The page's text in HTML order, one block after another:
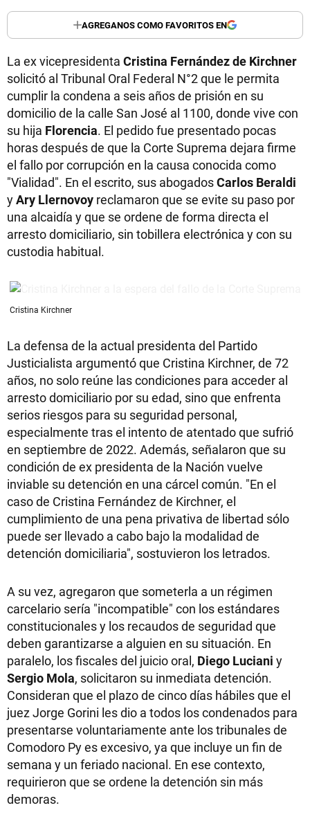
AGREGANOS COMO FAVORITOS EN
La ex vicepresidenta Cristina Fernández de Kirchner
solicitó al Tribunal Oral Federal N°2 que le permita
cumplir la condena a seis años de prisión en su
domicilio de la calle San José al 1100, donde vive con
su hija Florencia. El pedido fue presentado pocas
horas después de que la Corte Suprema dejara firme
el fallo por corrupción en la causa conocida como
"Vialidad". En el escrito, sus abogadosCarlos Beraldi
yAry Llernovoy reclamaron que se evite su paso por
una alcaidía y que se ordene de forma directa el
arresto domiciliario, sin tobillera electrónica y con su
custodia habitual.
Cristina Kirchner
La defensa de la actual presidenta del Partido
Justicialista argumentó que Cristina Kirchner, de 72
años, no solo reúne las condiciones para acceder al
arresto domiciliario por su edad, sino que enfrenta
serios riesgos para su seguridad personal,
especialmente tras el intento de atentado que sufrió
en septiembre de 2022. Además, señalaron que su
condición de ex presidenta de la Nación vuelve
inviable su detención en una cárcel común. "En el
caso de Cristina Fernández de Kirchner, el
cumplimiento de una pena privativa de libertad sólo
puede ser llevado a cabo bajo la modalidad de
detención domiciliaria", sostuvieron los letrados.
A su vez, agregaron que someterla a un régimen
carcelario sería "incompatible" con los estándares
constitucionales y los recaudos de seguridad que
deben garantizarse a alguien en su situación. En
paralelo, los fiscales del juicio oral, Diego Luciani y
Sergio Mola, solicitaron su inmediata detención.
Consideran que el plazo de cinco días hábiles que el
juez Jorge Gorini les dio a todos los condenados para
presentarse voluntariamente ante los tribunales de
Comodoro Py es excesivo, ya que incluye un fin de
semana y un feriado nacional. En ese contexto,
requirieron que se ordene la detención sin más
demoras.